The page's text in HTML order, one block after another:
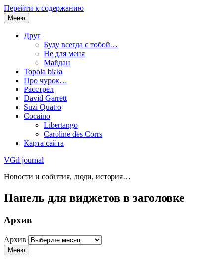
Перейти к содержанию
Меню
Друг
Буду всегда с тобой…
Не для меня
Майдан
Topola biała
Про чурок…
Расстрел
David Garrett
Suzi Quatro
Cocaino
Libertango
Caroline des Corrs
Карта сайта
VGil journal
Новости и события, люди, история…
Панель для виджетов в заголовке
Архив
Архив
Меню